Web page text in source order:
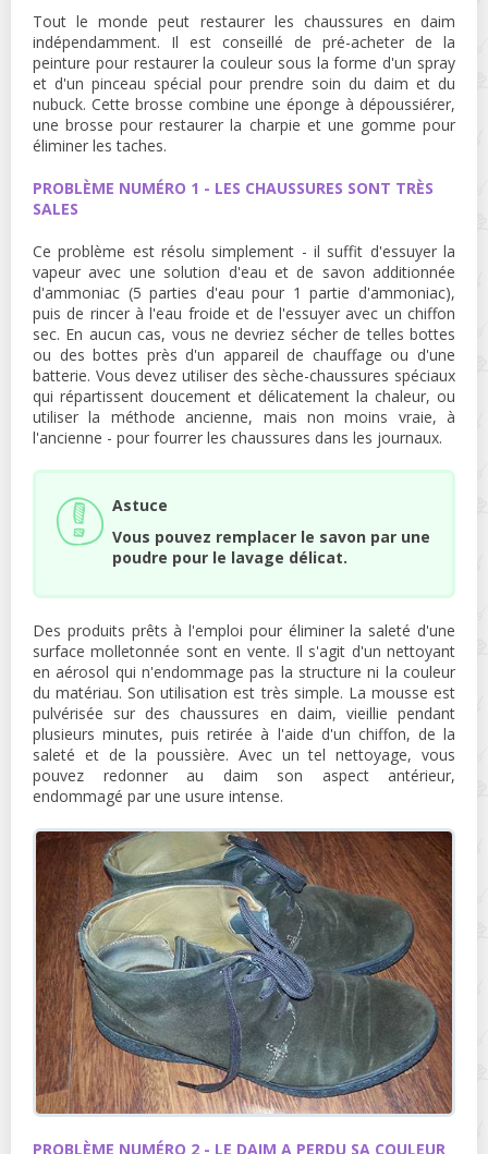
Tout le monde peut restaurer les chaussures en daim
indépendamment. Il est conseillé de pré-acheter de la
peinture pour restaurer la couleur sous la forme d'un spray
et d'un pinceau spécial pour prendre soin du daim et du
nubuck. Cette brosse combine une éponge à dépoussiérer,
une brosse pour restaurer la charpie et une gomme pour
éliminer les taches.
PROBLÈME NUMÉRO 1 - LES CHAUSSURES SONT TRÈS
SALES
Ce problème est résolu simplement - il suffit d'essuyer la
vapeur avec une solution d'eau et de savon additionnée
d'ammoniac (5 parties d'eau pour 1 partie d'ammoniac),
puis de rincer à l'eau froide et de l'essuyer avec un chiffon
sec. En aucun cas, vous ne devriez sécher de telles bottes
ou des bottes près d'un appareil de chauffage ou d'une
batterie. Vous devez utiliser des sèche-chaussures spéciaux
qui répartissent doucement et délicatement la chaleur, ou
utiliser la méthode ancienne, mais non moins vraie, à
l'ancienne - pour fourrer les chaussures dans les journaux.
Astuce
Vous pouvez remplacer le savon par une
poudre pour le lavage délicat.
Des produits prêts à l'emploi pour éliminer la saleté d'une
surface molletonnée sont en vente. Il s'agit d'un nettoyant
en aérosol qui n'endommage pas la structure ni la couleur
du matériau. Son utilisation est très simple. La mousse est
pulvérisée sur des chaussures en daim, vieillie pendant
plusieurs minutes, puis retirée à l'aide d'un chiffon, de la
saleté et de la poussière. Avec un tel nettoyage, vous
pouvez redonner au daim son aspect antérieur,
endommagé par une usure intense.
PROBLÈME NUMÉRO 2 - LE DAIM A PERDU SA COULEUR